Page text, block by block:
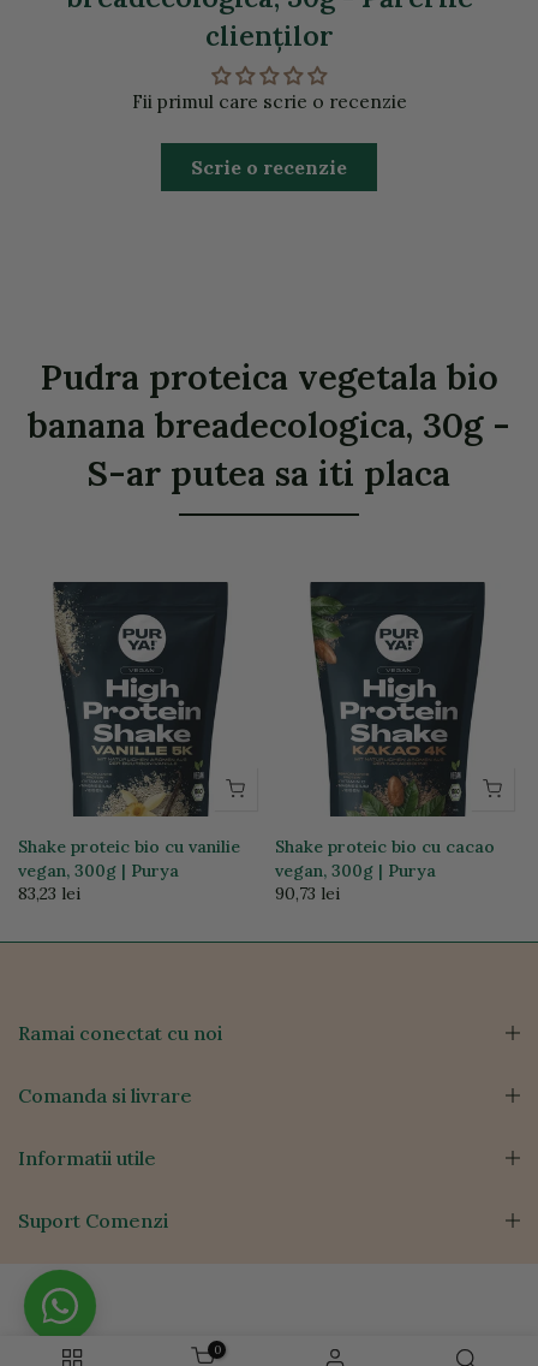
clienţilor
Fii primul care scrie o recenzie
Scrie o recenzie
Pudra proteica vegetala bio
banana breadecologica, 30g -
S-ar putea sa iti placa
Shake proteic bio cu vanilie
vegan, 300g | Purya
83,23 lei
Shake proteic bio cu cacao
vegan, 300g | Purya
90,73 lei
Ramai conectat cu noi
Comanda si livrare
Informatii utile
Suport Comenzi
0